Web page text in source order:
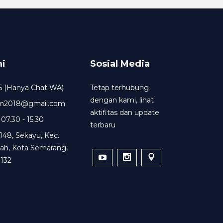
(Hanya Chat WA)
- 15.30
Sekayu, Kec.
Kota Semarang,
Sosial Media
Tetap terhubung
dengan kami, lihat
aktifitas dan update
terbaru